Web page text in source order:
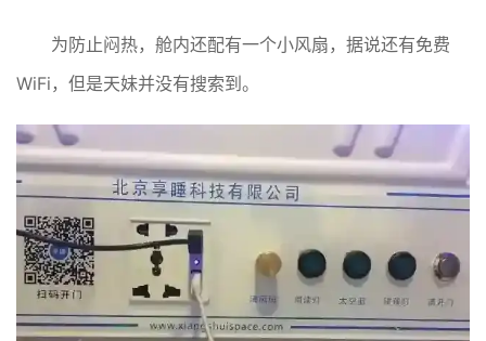
为防止闷热，舱内还配有一个小风扇，据说还有免费
WiFi，但是天妹并没有搜索到。